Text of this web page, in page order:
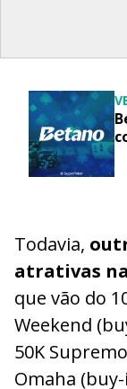
Todavia,
atrativas
que vão do
Weekend
50K
Omaha